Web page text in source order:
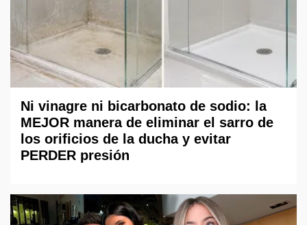
Ni vinagre ni bicarbonato de sodio: la
MEJOR manera de eliminar el sarro de
los orificios de la ducha y evitar
PERDER presión